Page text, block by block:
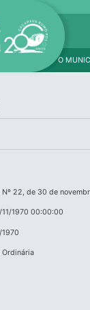
O
Nº 22, de 30 de
11/1970 00:00:00
Ordinária